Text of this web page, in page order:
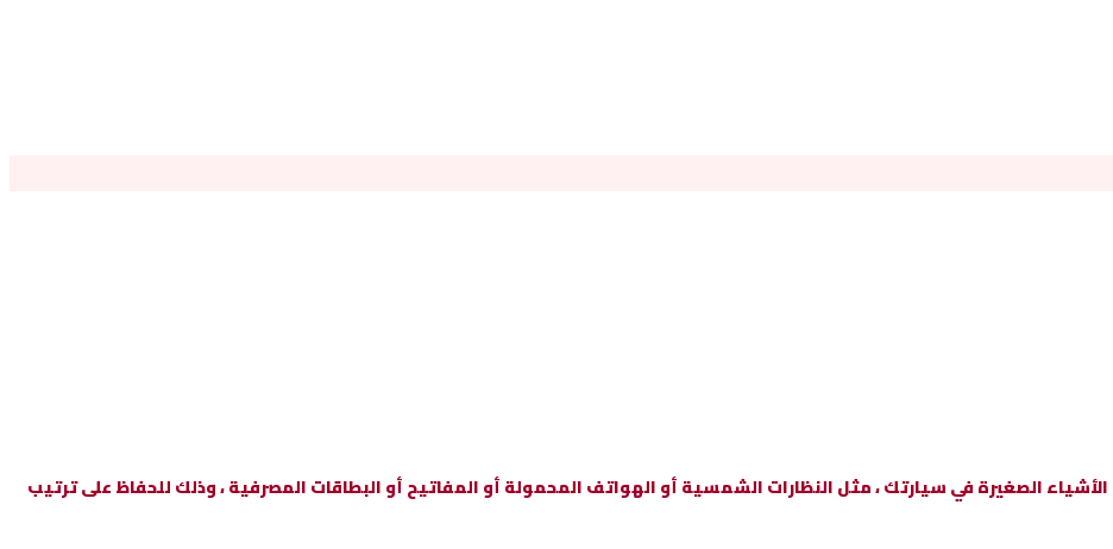
الصغيرة في سيارتك ، مثل النظارات الشمسية أو الهواتف المحمولة أو المفاتيح أو البطاقات المصرفية ، وذلك للحفاظ على ترتيب